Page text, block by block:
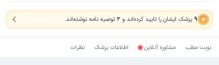
9 پزشک ایشان را تایید کرده‌اند و 2توصیه نامه نوشته‌اند.
نوبت مطب مشاوره آنلاین اطلاعات پزشک نظرات